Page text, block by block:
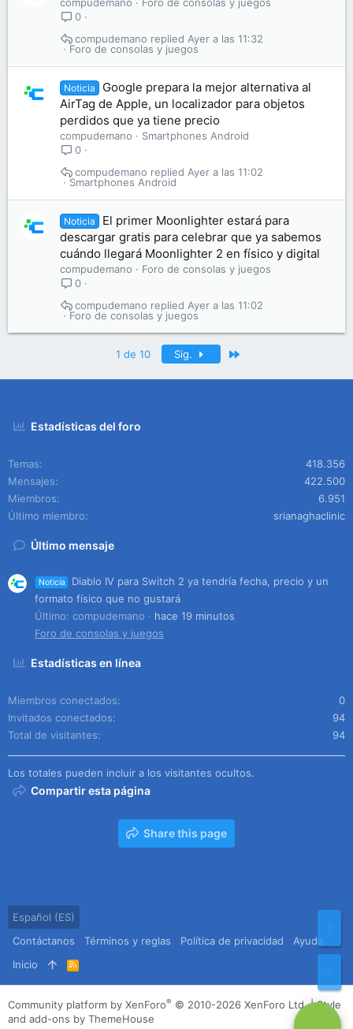
0
Foro de consolas y juegos
Ayer a las 11:32
compudemano
Noticia
Google prepara la mejor alternativa al
AirTag de Apple, un localizador para objetos
perdidos que ya tiene precio
compudemano
Smartphones Android
0
Smartphones Android
Ayer a las 11:02
compudemano
Noticia
El primer Moonlighter estará para
descargar gratis para celebrar que ya sabemos
cuándo llegará Moonlighter 2 en físico y digital
compudemano
Foro de consolas y juegos
0
Foro de consolas y juegos
Ayer a las 11:02
compudemano
1 de 10 Sig.
Estadísticas del foro
Temas
418.356
Mensajes
422.500
Miembros
6.951
Último miembro
srianaghaclinic
Último mensaje
Noticia
Diablo IV para Switch 2 ya tendría fecha, precio y un
formato físico que no gustará
Último: compudemano
hace 19 minutos
Foro de consolas y juegos
Estadísticas en línea
Miembros conectados
0
Invitados conectados
94
Total de visitantes
94
Los totales pueden incluir a los visitantes ocultos.
Compartir esta página
Share this page
Español (ES)
Contáctanos
Términos y reglas Política de privacidad
Ayuda
Inicio
R
S
S
Community platform by XenForo® © 2010-2026 XenForo Ltd. |Style
and add-ons by ThemeHouse